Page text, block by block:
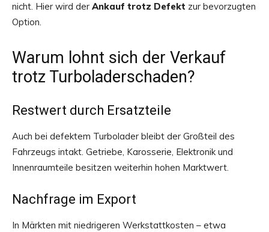
nicht. Hier wird der Ankauf trotz Defekt zur bevorzugten
Option.
Warum lohnt sich der Verkauf
trotz Turboladerschaden?
Restwert durch Ersatzteile
Auch bei defektem Turbolader bleibt der Großteil des
Fahrzeugs intakt. Getriebe, Karosserie, Elektronik und
Innenraumteile besitzen weiterhin hohen Marktwert.
Nachfrage im Export
In Märkten mit niedrigeren Werkstattkosten – etwa